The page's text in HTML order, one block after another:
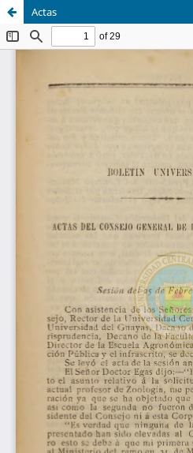
Actas